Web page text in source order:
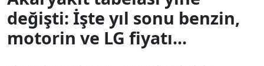
değişti: İşte yıl sonu benzin,
motorin ve LG fiyatı...